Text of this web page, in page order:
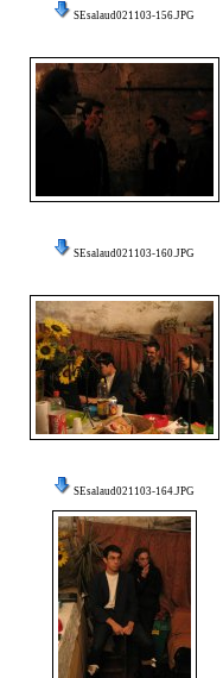
SEsalaud021103-156.JPG
SEsalaud021103-160.JPG
SEsalaud021103-164.JPG